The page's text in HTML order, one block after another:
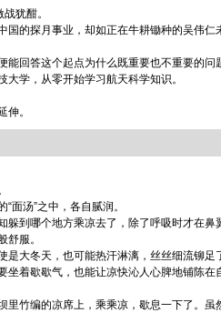
犹酣。
的探月事业，却如正在牛耕锄种的吴伟仁
回答这个起点为什么既重要也不重要的问
学，从零开始学习航天科学知识。
。
面汤”之中，各自腻润。
到哪个地方乘凉去了，除了呼吸时才在鼻
舒服。
大冬天，也可能热汗淋漓，丝丝细流铆足
着歇歇气，也能让凉快沁人心脾地铺陈在
竹编的凉席上，乘乘凉，歇息一下了。虽